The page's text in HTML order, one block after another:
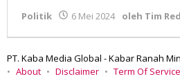
Politik 6 Mei 2024 oleh Tim
PT. Kaba Media Global - Kabar Ranah
About
Disclaimer Term Of Service